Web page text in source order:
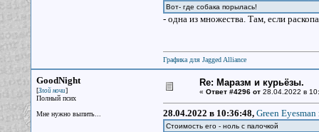
Вот- где собака порылась!
- одна из множества. Там, если
Графика для Jagged Alliance
GoodNight
[Злой ночи]
Полный псих
Мне нужно выпить...
Re: Маразм и курьёзы.
« Ответ #4296 от28.04.2022 в
28.04.2022 в 10:36:48, Green Eyesman
Стоимость его - ноль с палочкой